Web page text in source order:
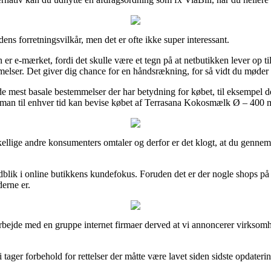
forretningsvilkår, men det er ofte ikke super interessant.
e-mærket, fordi det skulle være et tegn på at netbutikken lever op
Det giver dig chance for en håndsrækning, for så vidt du
basale bestemmelser der har betydning for købet, til
til enhver tid kan bevise købet af Terrasana Kokosmælk Ø – 400
andre konsumenters omtaler og derfor er det klogt, at du
i online butikkens kundefokus. Foruden det er der nogle shops
er.
med en gruppe internet firmaer derved at vi annoncerer
forbehold for rettelser der måtte være lavet siden sidste